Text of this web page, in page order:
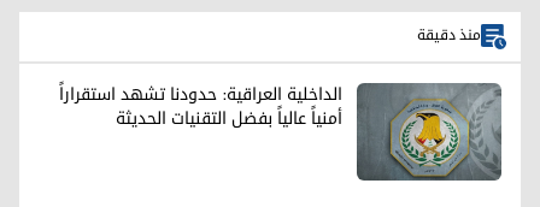
منذ دقيقة
الداخلية العراقية: حدودنا تشهد استقراراً
أمنياً عالياً بفضل التقنيات الحديثة